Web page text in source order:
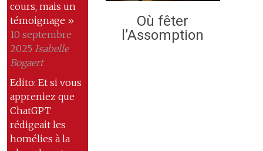
cours, mais un
témoignage »
10 septembre
2025 Isabelle
Bogaert
Edito: Et si vous
appreniez que
ChatGPT
rédigeait les
homélies à la
Où fêter
l’Assomption